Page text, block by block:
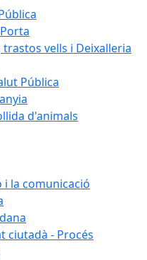
vells i Deixalleria
Pública
d'animals
i la comunicació
ciutadà - Procés